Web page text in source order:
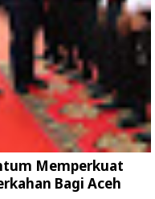
Memperkuat
Bagi Aceh